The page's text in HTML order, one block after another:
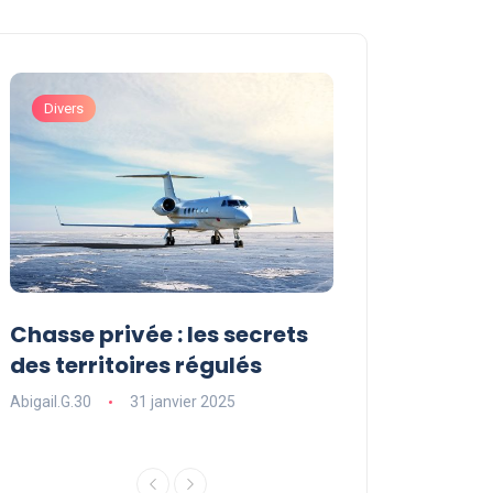
Divers
Chasse privée : les secrets
des territoires régulés
Abigail.G.30 31 janvier 2025